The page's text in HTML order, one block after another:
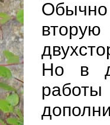
вторую
Но в